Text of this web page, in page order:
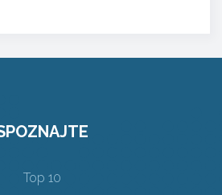
Top 10